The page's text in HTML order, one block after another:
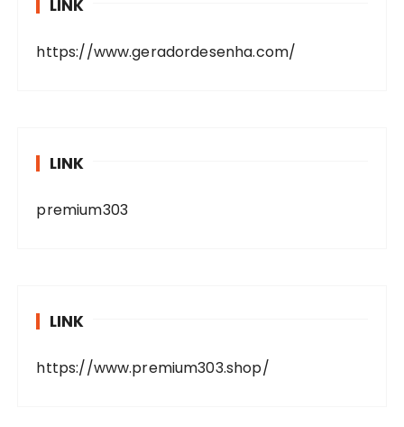
LINK
https://www.geradordesenha.com/
LINK
premium303
LINK
https://www.premium303.shop/